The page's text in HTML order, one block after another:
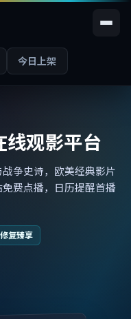
今日上架
线观影平台
争史诗，欧美经典影片
费点播，日历提醒首播
修复臻享